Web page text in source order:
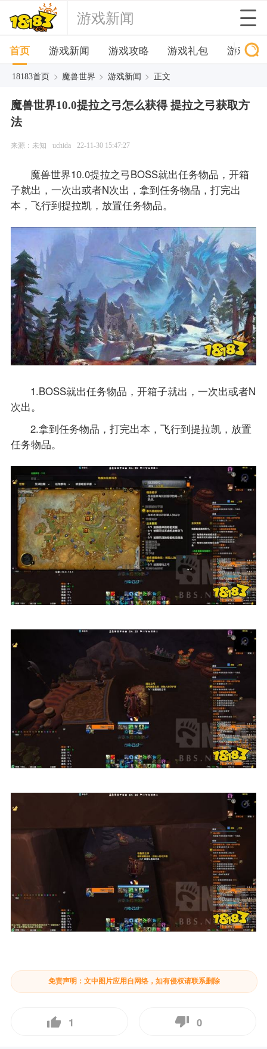
游戏新闻
首页 游戏新闻 游戏攻略 游戏礼包 游戏下
18183首页 > 魔兽世界 > 游戏新闻 > 正文
魔兽世界10.0提拉之弓怎么获得 提拉之弓获取方
法
来源：未知 uchida 22-11-30 15:47:27
魔兽世界10.0​提拉之弓BOSS就出任务物品，开箱
子就出，一次出或者N次出，拿到任务物品，打完出
本，飞行到提拉凯，放置任务物品。
1.BOSS就出任务物品，开箱子就出，一次出或者N
次出。
2.拿到任务物品，打完出本，飞行到提拉凯，放置
任务物品。
免责声明：文中图片应用自网络，如有侵权请联系删除
1 0